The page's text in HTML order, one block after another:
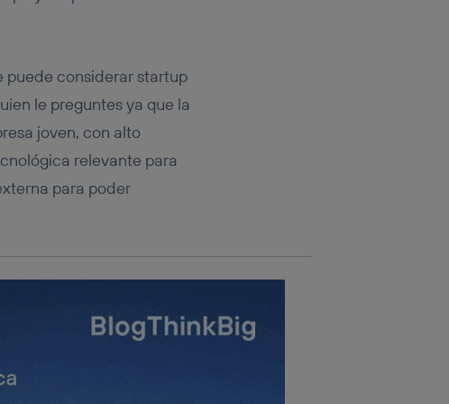
puede considerar startup
le preguntes ya que la
joven, con alto
relevante para
para poder
identificador.
del hogar que
en la parte
(“consenthub”) .